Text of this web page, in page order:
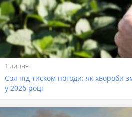
1 липня
Соя під тиском погоди: як хвороби
у 2026 році